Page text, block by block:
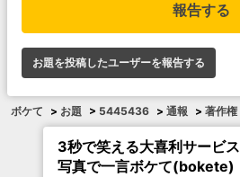
報告する
お題を投稿したユーザーを報告する
ボケて > お題 > 5445436 > 通報 > 著作権
3秒で笑える大喜利サービス
写真で一言ボケて(bokete)